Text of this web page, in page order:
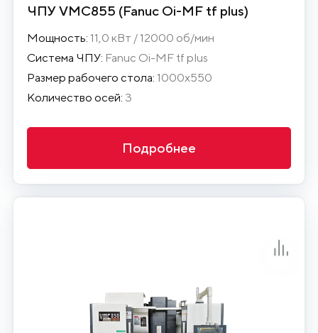
ЧПУ VMC855 (Fanuc Oi-MF tf plus)
Мощность: 11,0 кВт / 12000 об/мин
Система ЧПУ: Fanuc Oi-MF tf plus
Размер рабочего стола: 1000х550
Количество осей: 3
Подробнее